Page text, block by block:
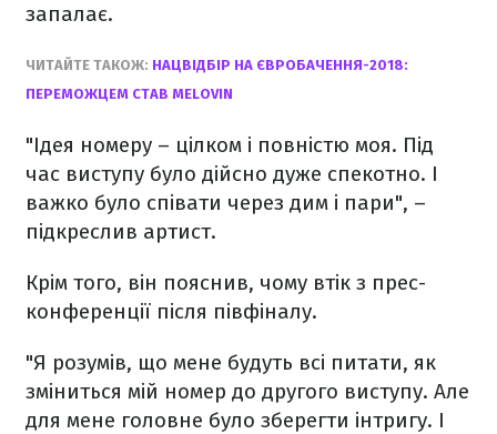
запалає.
ЧИТАЙТЕ ТАКОЖ: НАЦВІДБІР НА ЄВРОБАЧЕННЯ-2018:
ПЕРЕМОЖЦЕМ СТАВ MELOVIN
"Ідея номеру – цілком і повністю моя. Під
час виступу було дійсно дуже спекотно. І
важко було співати через дим і пари", –
підкреслив артист.
Крім того, він пояснив, чому втік з прес-
конференції після півфіналу.
"Я розумів, що мене будуть всі питати, як
зміниться мій номер до другого виступу. Але
для мене головне було зберегти інтригу. І